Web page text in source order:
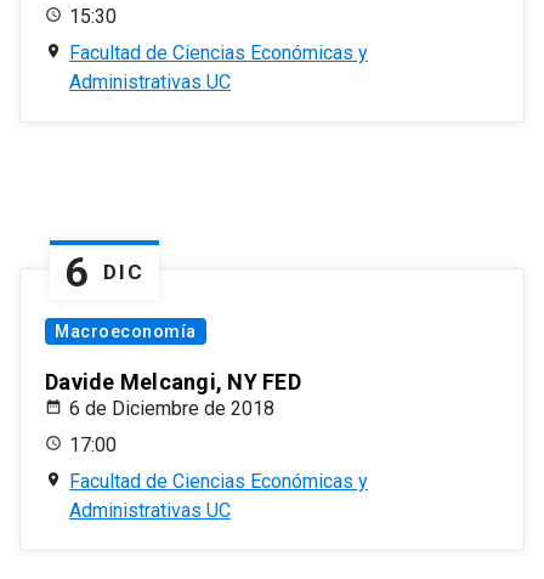
15:30
Facultad de Ciencias Económicas y
Administrativas UC
6 DIC
Macroeconomía
Davide Melcangi, NY FED
6 de Diciembre de 2018
17:00
Facultad de Ciencias Económicas y
Administrativas UC